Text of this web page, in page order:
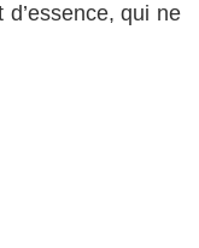
qui ne